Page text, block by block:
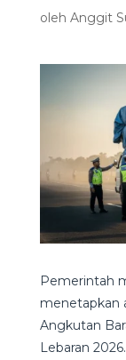
oleh Anggit
Pemerintah
menetapkan
Angkutan
Lebaran